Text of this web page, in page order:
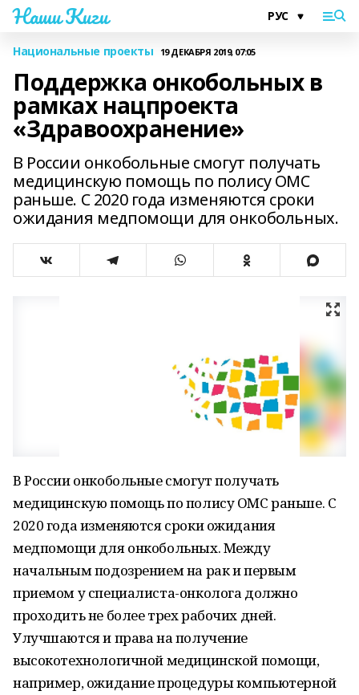
Наши Киги
Национальные проекты 19 ДЕКАБРЯ 2019, 07:05
Поддержка онкобольных в
рамках нацпроекта
«Здравоохранение»
В России онкобольные смогут получать
медицинскую помощь по полису ОМС
раньше. С 2020 года изменяются сроки
ожидания медпомощи для онкобольных.
В России онкобольные смогут получать
медицинскую помощь по полису ОМС раньше. С
2020 года изменяются сроки ожидания
медпомощи для онкобольных. Между
начальным подозрением на рак и первым
приемом у специалиста-онколога должно
проходить не более трех рабочих дней.
Улучшаются и права на получение
высокотехнологичной медицинской помощи,
например, ожидание процедуры компьютерной